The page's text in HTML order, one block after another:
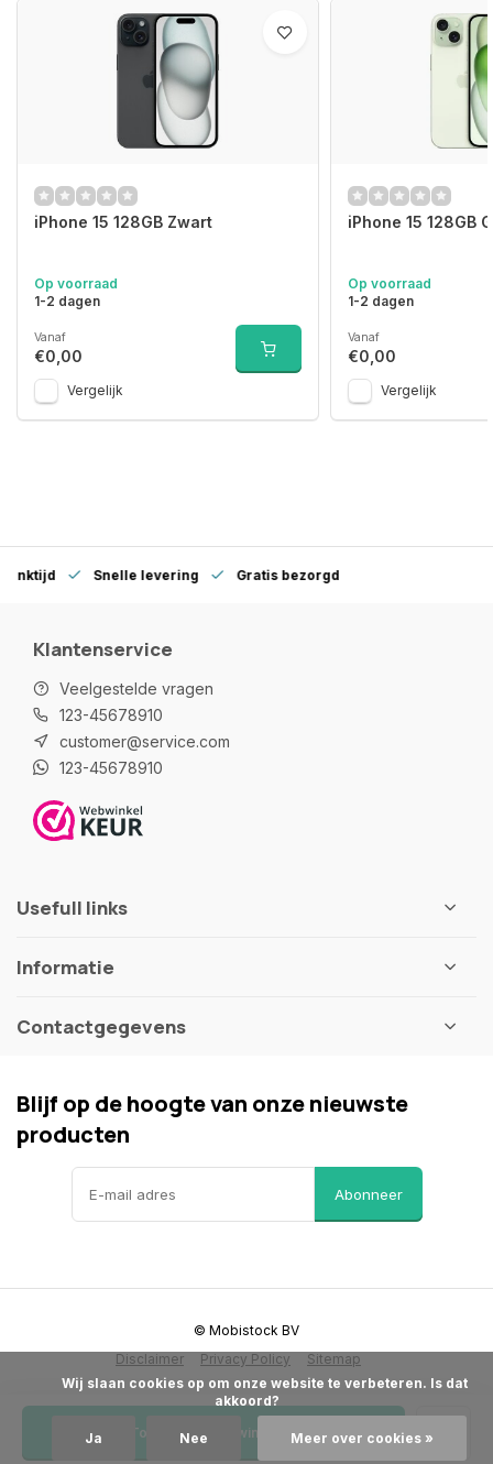
Toevoegen aan winkelwagen
iPhone 15 128GB Zwart
Op voorraad
1-2 dagen
Vanaf
€0,00
Vergelijk
iPhone 15 128GB
Op voorraad
1-2 dagen
Vanaf
€0,00
Vergelijk
Snelle levering Gratis bezorgd
Klantenservice
Veelgestelde vragen
123-45678910
customer@service.com
123-45678910
Usefull links
Informatie
Contactgegevens
Blijf op de hoogte van onze nieuwste
producten
Abonneer
Disclaimer Privacy Policy Sitemap
© Mobistock BV
akkoord?
Ja Nee Meer over cookies »